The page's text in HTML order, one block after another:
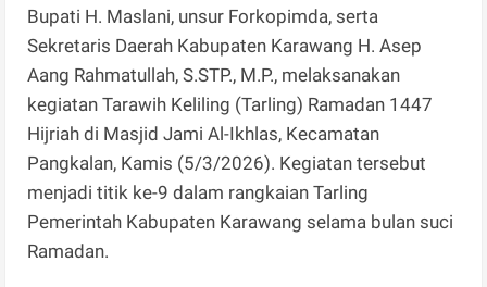
Bupati H. Maslani, unsur Forkopimda, serta
Sekretaris Daerah Kabupaten Karawang H. Asep
Aang Rahmatullah, S.STP., M.P., melaksanakan
kegiatan Tarawih Keliling (Tarling) Ramadan 1447
Hijriah di Masjid Jami Al-Ikhlas, Kecamatan
Pangkalan, Kamis (5/3/2026). Kegiatan tersebut
menjadi titik ke-9 dalam rangkaian Tarling
Pemerintah Kabupaten Karawang selama bulan suci
Ramadan.